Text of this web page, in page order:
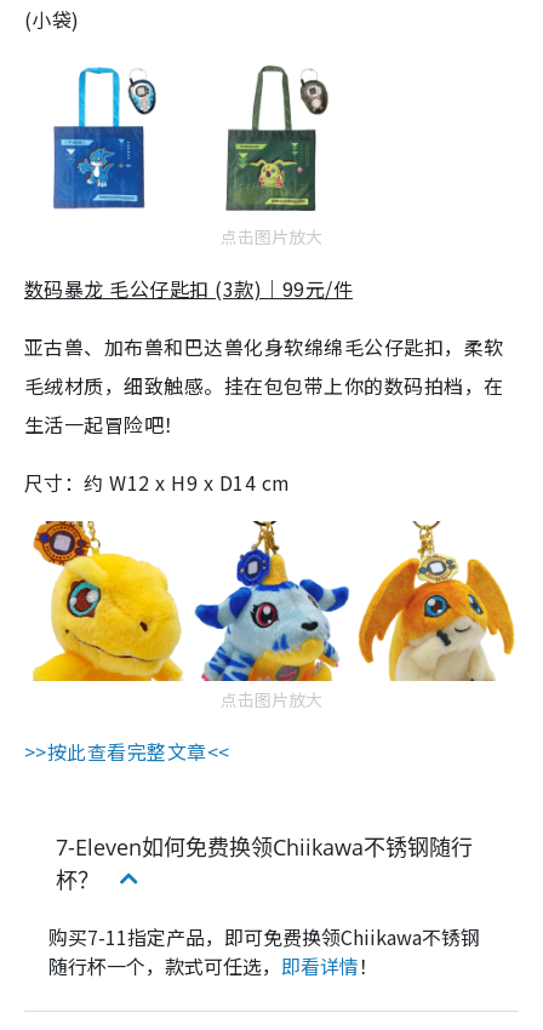
(小袋)
点击图片放大
数码暴龙 毛公仔匙扣 (3款)｜99元/件
亚古兽、加布兽和巴达兽化身软绵绵毛公仔匙扣，柔软
毛绒材质，细致触感。挂在包包带上你的数码拍档，在
生活一起冒险吧！
尺寸：约 W12 x H9 x D14 cm
点击图片放大
>>按此查看完整文章<<
7-Eleven如何免费换领Chiikawa不锈钢随行
杯？
购买7-11指定产品，即可免费换领Chiikawa不锈钢
随行杯一个，款式可任选， 即看详情！